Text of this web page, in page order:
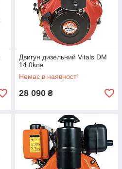
Двигун дизельний Vitals DM
14.0kne
Немає в наявності
28 090 ₴